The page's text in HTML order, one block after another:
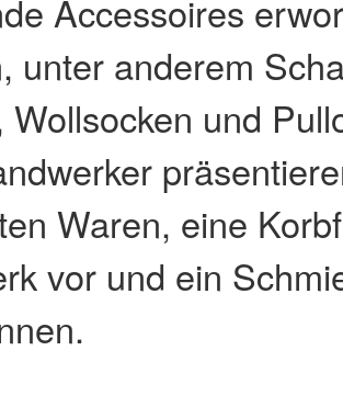
Accessoires
unter anderem
Wollsocken und
Waren, eine
vor und ein